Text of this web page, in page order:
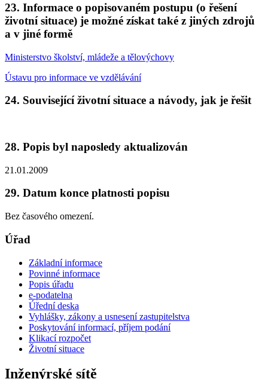
23. Informace o popisovaném postupu (o řešení
životní situace) je možné získat také z jiných zdrojů
a v jiné formě
Ministerstvo školství, mládeže a tělovýchovy
Ústavu pro informace ve vzdělávání
24. Související životní situace a návody, jak je řešit
28. Popis byl naposledy aktualizován
21.01.2009
29. Datum konce platnosti popisu
Bez časového omezení.
Úřad
Základní informace
Povinné informace
Popis úřadu
e-podatelna
Úřední deska
Vyhlášky, zákony a usnesení zastupitelstva
Poskytování informací, příjem podání
Klikací rozpočet
Životní situace
Inženýrské sítě